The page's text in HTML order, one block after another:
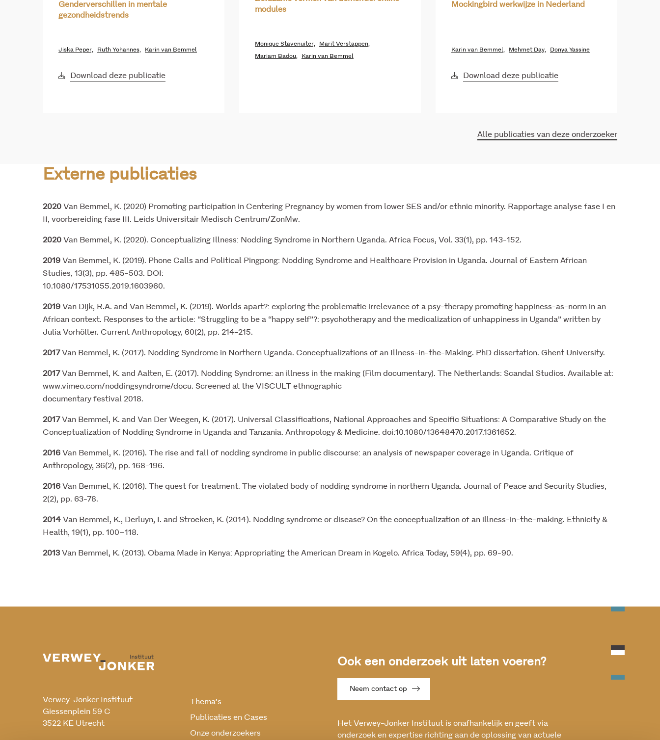
Genderverschillen in mentale
gezondheidstrends
Jiska Peper, Ruth Yohannes, Karin van Bemmel
Download deze publicatie
modules
Monique Stavenuiter, Marit Verstappen,
Mariam Badou, Karin van Bemmel
Mockingbird werkwijze in Nederland
Karin van Bemmel, Mehmet Day, Donya Yassine
Download deze publicatie
Alle publicaties van deze onderzoeker
Externe publicaties
2020 Van Bemmel, K. (2020) Promoting participation in Centering Pregnancy by women from lower SES and/or ethnic minority. Rapportage analyse fase I en
II, voorbereiding fase III. Leids Universitair Medisch Centrum/ZonMw.
2020 Van Bemmel, K. (2020). Conceptualizing Illness: Nodding Syndrome in Northern Uganda. Africa Focus, Vol. 33(1), pp. 143-152.
2019 Van Bemmel, K. (2019). Phone Calls and Political Pingpong: Nodding Syndrome and Healthcare Provision in Uganda. Journal of Eastern African
Studies, 13(3), pp. 485-503. DOI:
10.1080/17531055.2019.1603960.
2019 Van Dijk, R.A. and Van Bemmel, K. (2019). Worlds apart?: exploring the problematic irrelevance of a psy-therapy promoting happiness-as-norm in an
African context. Responses to the article: “Struggling to be a “happy self”?: psychotherapy and the medicalization of unhappiness in Uganda” written by
Julia Vorhölter. Current Anthropology, 60(2), pp. 214-215.
2017Van Bemmel, K. (2017). Nodding Syndrome in Northern Uganda. Conceptualizations of an Illness-in-the-Making. PhD dissertation. Ghent University.
2017Van Bemmel, K. and Aalten, E. (2017). Nodding Syndrome: an illness in the making (Film documentary). The Netherlands: Scandal Studios. Available at:
www.vimeo.com/noddingsyndrome/docu. Screened at the VISCULT ethnographic
documentary festival 2018.
2017Van Bemmel, K. and Van Der Weegen, K. (2017). Universal Classifications, National Approaches and Specific Situations: A Comparative Study on the
Conceptualization of Nodding Syndrome in Uganda and Tanzania. Anthropology & Medicine. doi:10.1080/13648470.2017.1361652.
2016 Van Bemmel, K. (2016). The rise and fall of nodding syndrome in public discourse: an analysis of newspaper coverage in Uganda. Critique of
Anthropology, 36(2), pp. 168-196.
2016 Van Bemmel, K. (2016). The quest for treatment. The violated body of nodding syndrome in northern Uganda. Journal of Peace and Security Studies,
2(2), pp. 63-78.
2014 Van Bemmel, K., Derluyn, I. and Stroeken, K. (2014). Nodding syndrome or disease? On the conceptualization of an illness-in-the-making. Ethnicity &
Health, 19(1), pp. 100–118.
2013 Van Bemmel, K. (2013). Obama Made in Kenya: Appropriating the American Dream in Kogelo. Africa Today, 59(4), pp. 69-90.
Verwey-Jonker Instituut
Giessenplein 59 C
3522 KE Utrecht
Thema’s
Publicaties en Cases
Onze onderzoekers
Ook een onderzoek uit laten voeren?
Neem contact op
Het Verwey-Jonker Instituut is onafhankelijk en geeft via
onderzoek en expertise richting aan de oplossing van actuele